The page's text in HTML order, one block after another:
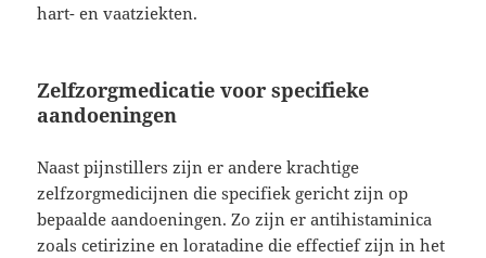
hart- en vaatziekten.
Zelfzorgmedicatie voor specifieke
aandoeningen
Naast pijnstillers zijn er andere krachtige
zelfzorgmedicijnen die specifiek gericht zijn op
bepaalde aandoeningen. Zo zijn er antihistaminica
zoals cetirizine en loratadine die effectief zijn in het